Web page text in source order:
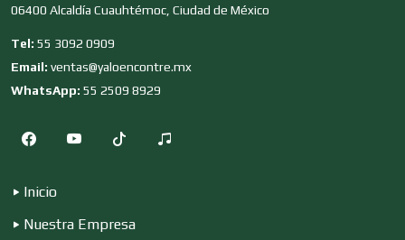
06400 Alcaldía Cuauhtémoc, Ciudad de México
Tel: 55 3092 0909
Email: ventas@yaloencontre.mx
WhatsApp: 55 2509 8929
Inicio
Nuestra Empresa